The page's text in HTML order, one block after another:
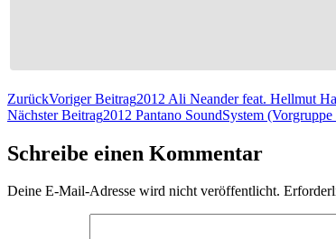
ZurückVoriger Beitrag2012 Ali Neander feat. Hellmut
Nächster Beitrag2012 Pantano SoundSystem
Schreibe einen Kommentar
Deine E-Mail-Adresse wird nicht veröffentlicht.